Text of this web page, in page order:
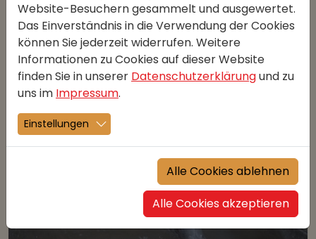
Lebensmittel-Unverträglichkeiten
hervorruft, sondern die
Verarbeitungsmethode.
Eigentlich ist die Zusammensetzung eines Brotteiges
sehr einfach. Es wird Mehl, Wasser, Salz und ein
Triebmittel wie Hefe oder Sauerteig benötigt, das
Ganze wird vermengt, geknetet, gegoren und
Website-Besuchern gesammelt und ausgewertet.
Das Einverständnis in die Verwendung der Cookies
können Sie jederzeit widerrufen. Weitere
Informationen zu Cookies auf dieser Website
finden Sie in unserer Datenschutzerklärungund zu
uns im Impressum.
Einstellungen
Alle Cookies ablehnen
Alle Cookies akzeptieren